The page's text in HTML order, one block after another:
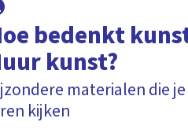
bedenkt
kunst?
materialen die
kijken